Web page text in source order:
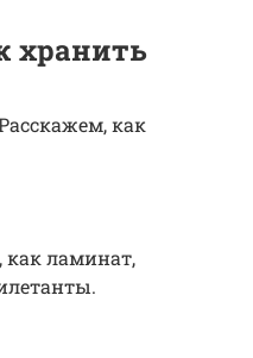
хранить
как
как ламинат,